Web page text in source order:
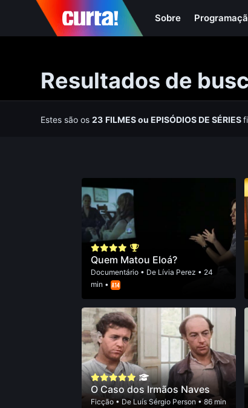
Sobre
Resultados de
Estes são os23 FILMESou EPISÓDIOS DE SÉRIES
Quem Matou Eloá?
Documentário• De Lívia Perez • 24
min •
O Caso dos Irmãos Naves
Ficção• De Luís Sérgio Person • 86 min